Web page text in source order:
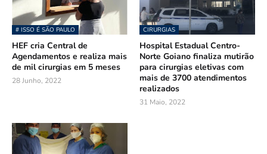
# ISSO É SÃO PAULO
HEF cria Central de
Agendamentos e realiza mais
de mil cirurgias em 5 meses
28 Junho, 2022
CIRURGIAS
Hospital Estadual Centro-
Norte Goiano finaliza mutirão
para cirurgias eletivas com
mais de 3700 atendimentos
realizados
31 Maio, 2022